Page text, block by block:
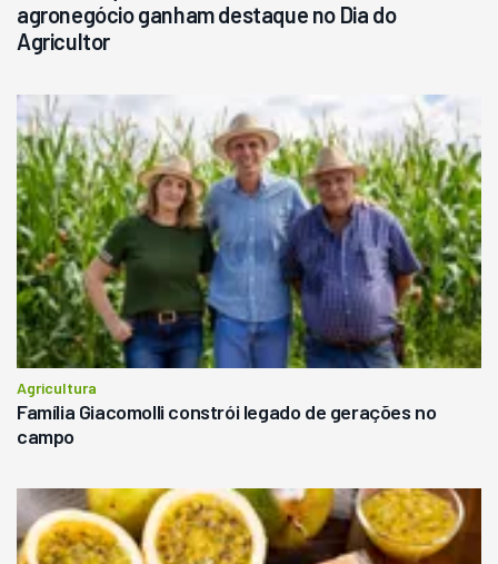
agronegócio ganham destaque no Dia do
Agricultor
Agricultura
Família Giacomolli constrói legado de gerações no
campo